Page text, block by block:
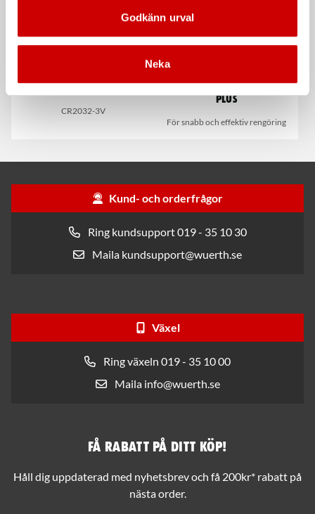
Godkänn urval
Neka
CR2032-3V
Plus
För snabb och effektiv rengöring
Kund- och orderfrågor
Ring kundsupport 019 - 35 10 30
Maila kundsupport@wuerth.se
Växel
Ring växeln 019 - 35 10 00
Maila info@wuerth.se
Få rabatt på ditt köp!
Håll dig uppdaterad med nyhetsbrev och få 200kr* rabatt på
nästa order.